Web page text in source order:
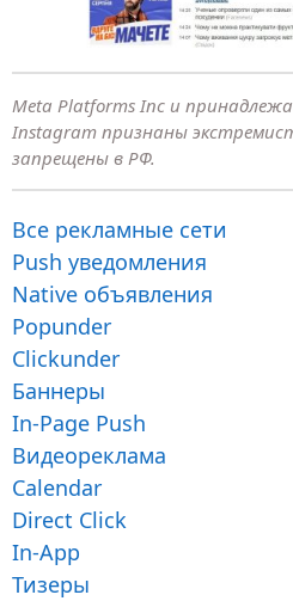
Meta Platforms Inc и
Instagram признаны
запрещены в РФ.
Все рекламные сети
Push уведомления
Native объявления
Popunder
Clickunder
Баннеры
In-Page Push
Видеореклама
Calendar
Direct Click
In-App
Тизеры